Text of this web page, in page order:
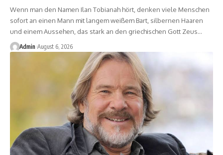
Wenn man den Namen Ilan Tobianah hört, denken viele Menschen
sofort an einen Mann mit langem weißem Bart, silbernen Haaren
und einem Aussehen, das stark an den griechischen Gott Zeus…
Admin August 6, 2026